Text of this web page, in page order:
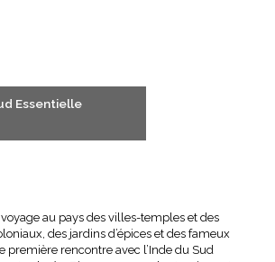
Essentielle
au pays des villes-temples et des
des jardins d’épices et des fameux
première rencontre avec l’Inde du Sud